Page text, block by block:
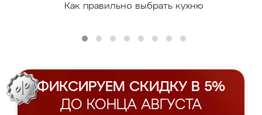
Как правильно выбрать кухню
ФИКСИРУЕМ СКИДКУ В 5%
ДО КОНЦА АВГУСТА